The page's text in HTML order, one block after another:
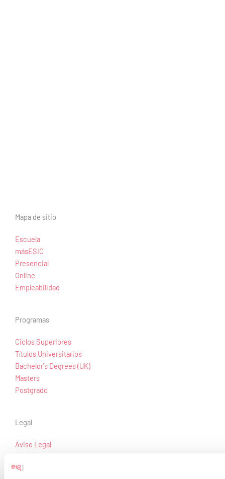
Mapa de sitio
Escuela
másESIC
Presencial
Online
Empleabilidad
Programas
Ciclos Superiores
Títulos Universitarios
Bachelor's Degrees (UK)
Masters
Postgrado
Legal
Aviso Legal
Política de Cookies